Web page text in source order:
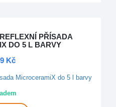
PŘÍSADA
DO 5 L BARVY
Kč